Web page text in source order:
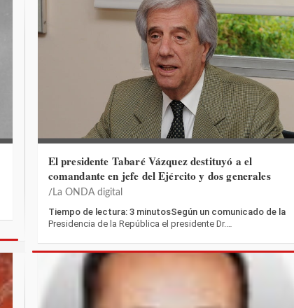
El presidente Tabaré Vázquez destituyó a el
comandante en jefe del Ejército y dos generales
La ONDA digital
Tiempo de lectura: 3 minutosSegún un comunicado de la
Presidencia de la República el presidente Dr.…